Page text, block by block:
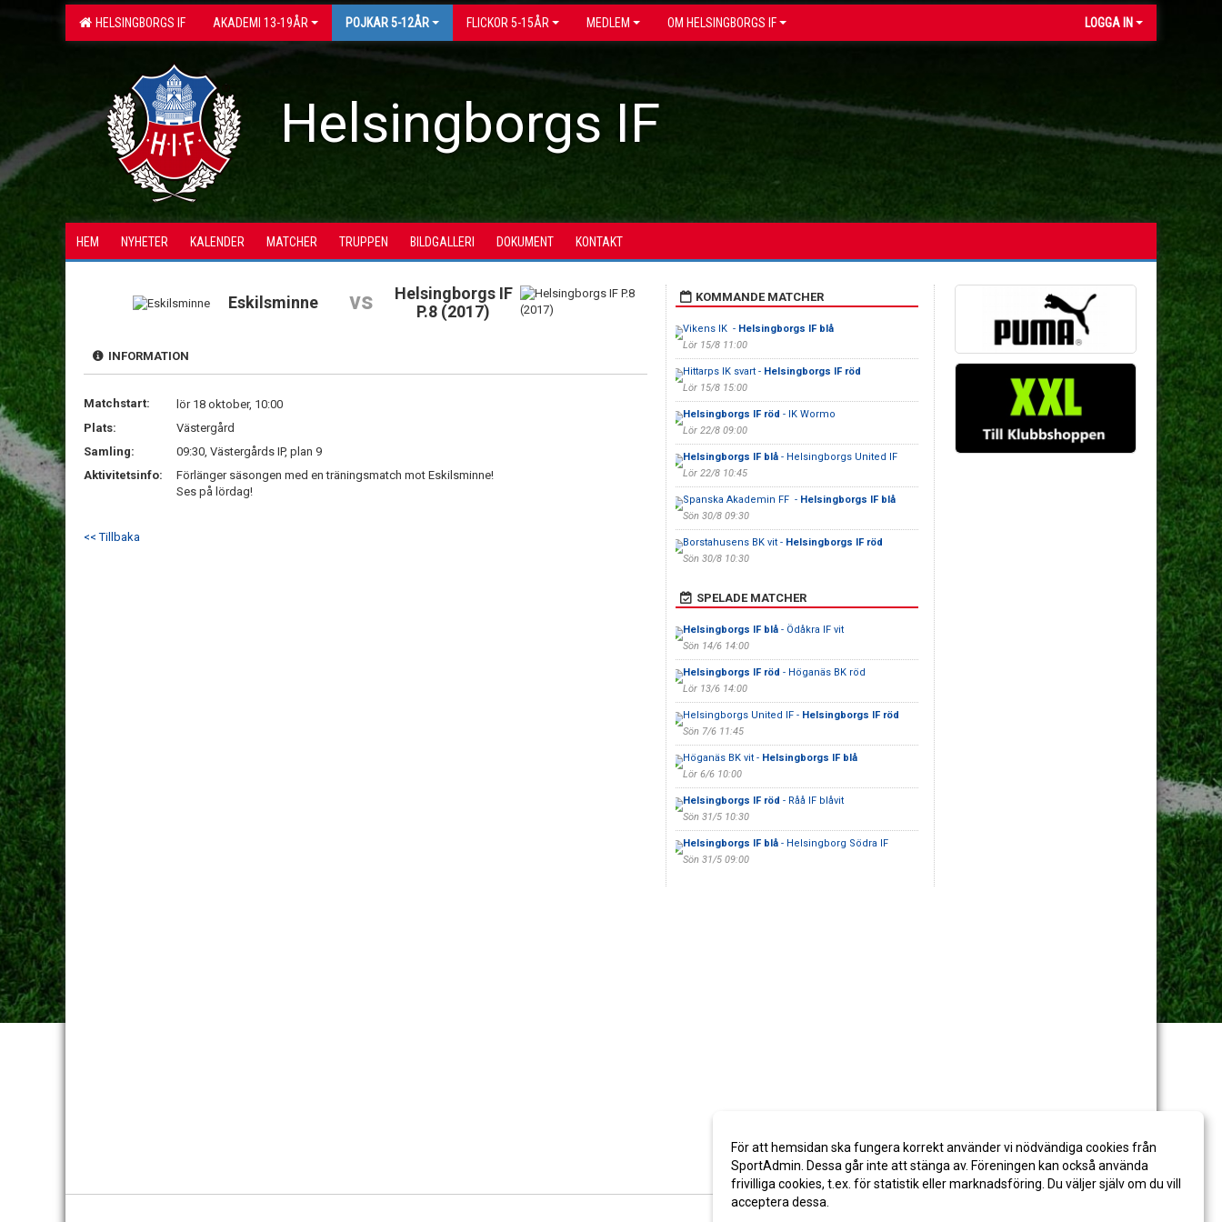
HELSINGBORGS IF AKADEMI 13-19ÅR POJKAR 5-12ÅR FLICKOR 5-15ÅR MEDLEM OM HELSINGBORGS IF LOGGA IN
Helsingborgs IF
HEM NYHETER KALENDER MATCHER TRUPPEN BILDGALLERI DOKUMENT KONTAKT
Eskilsminne vs
Helsingborgs IF
P.8 (2017)
INFORMATION
Matchstart:
lör 18 oktober, 10:00
Plats:
Västergård
Samling:
09:30, Västergårds IP, plan 9
Aktivitetsinfo:
Förlänger säsongen med en träningsmatch mot Eskilsminne!
Ses på lördag!
<< Tillbaka
KOMMANDE MATCHER
Vikens IK - Helsingborgs IF blå
Lör 15/8 11:00
Hittarps IK svart - Helsingborgs IF röd
Lör 15/8 15:00
Helsingborgs IF röd - IK Wormo
Lör 22/8 09:00
Helsingborgs IF blå- Helsingborgs United IF
Lör 22/8 10:45
Spanska Akademin FF - Helsingborgs IF blå
Sön 30/8 09:30
Borstahusens BK vit - Helsingborgs IF röd
Sön 30/8 10:30
SPELADE MATCHER
Helsingborgs IF blå- Ödåkra IF vit
Sön 14/6 14:00
Helsingborgs IF röd - Höganäs BK röd
Lör 13/6 14:00
Helsingborgs United IF - Helsingborgs IF röd
Sön 7/6 11:45
Höganäs BK vit - Helsingborgs IF blå
Lör 6/6 10:00
Helsingborgs IF röd - Råå IF blåvit
Sön 31/5 10:30
Helsingborgs IF blå- Helsingborg Södra IF
Sön 31/5 09:00
För att hemsidan ska fungera korrekt använder vi nödvändiga cookies från
SportAdmin. Dessa går inte att stänga av. Föreningen kan också använda
frivilliga cookies, t.ex. för statistik eller marknadsföring. Du väljer själv om du vill
acceptera dessa.